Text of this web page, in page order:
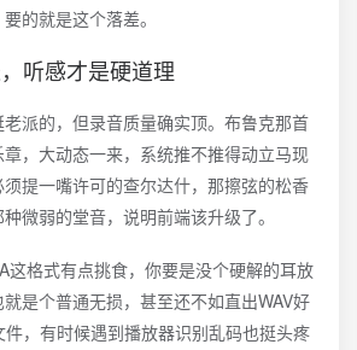
的就是这个落差。
听感才是硬道理
派的，但录音质量确实顶。布鲁克那首
，大动态一来，系统推不推得动立马现
提一嘴许可的查尔达什，那擦弦的松香
微弱的堂音，说明前端该升级了。
这格式有点挑食，你要是没个硬解的耳放
是个普通无损，甚至还不如直出WAV好
，有时候遇到播放器识别乱码也挺头疼